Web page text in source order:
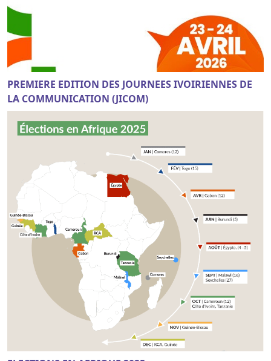
PREMIERE EDITION DES JOURNEES IVOIRIENNES DE
LA COMMUNICATION (JICOM)